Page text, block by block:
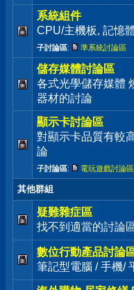
系統組件
CPU/主機板, 記憶
子討論區: 準系統討論區
儲存媒體討論區
各式光學儲存媒體
器材的討論
顯示卡討論區
對顯示卡品質有較
論
子討論區: 電玩遊戲討論區
其他群組
疑難雜症區
找不到適當的討論
數位行動產品討論
筆記型電腦 / 手機/